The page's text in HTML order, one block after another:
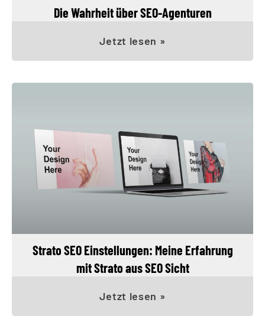
Die Wahrheit über SEO-Agenturen
Jetzt lesen »
Strato SEO Einstellungen: Meine Erfahrung
mit Strato aus SEO Sicht
Jetzt lesen »